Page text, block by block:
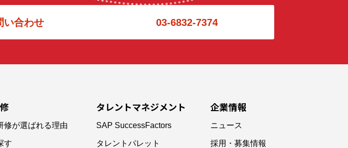
い合わせ 03-6832-7374
修が選ばれる理由
す
タレントマネジメント
SAP SuccessFactors
タレントパレット
企業情報
ニュース
採用・募集情報